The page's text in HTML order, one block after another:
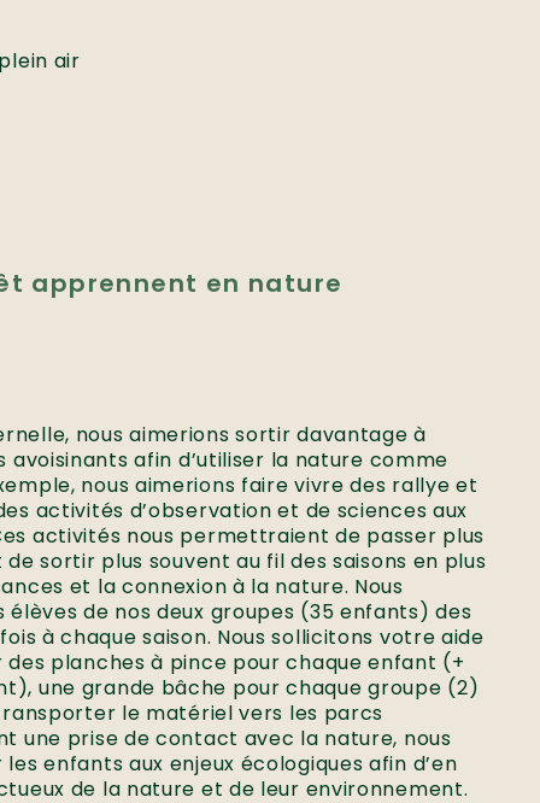
air
apprennent en nature
nous aimerions sortir davantage à
avoisinants afin d’utiliser la nature comme
nous aimerions faire vivre des rallye et
activités d’observation et de sciences aux
activités nous permettraient de passer plus
sortir plus souvent au fil des saisons en plus
et la connexion à la nature. Nous
élèves de nos deux groupes (35 enfants) des
à chaque saison. Nous sollicitons votre aide
planches à pince pour chaque enfant (+
une grande bâche pour chaque groupe (2)
le matériel vers les parcs
une prise de contact avec la nature, nous
enfants aux enjeux écologiques afin d’en
de la nature et de leur environnement.